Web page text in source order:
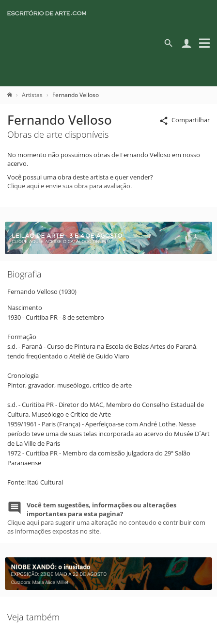
Artistas Fernando Velloso
Compartilhar
Fernando Velloso
Obras de arte disponíveis
No momento não possuimos obras de Fernando Velloso em nosso
acervo.
Você possui uma obra deste artista e quer vender?
Clique aqui e envie sua obra para avaliação.
Biografia
Fernando Velloso (1930)
Nascimento
1930 - Curitiba PR - 8 de setembro
Formação
s.d. - Paraná - Curso de Pintura na Escola de Belas Artes do Paraná,
tendo freqüentado o Ateliê de Guido Viaro
Cronologia
Pintor, gravador, museólogo, crítico de arte
s.d. - Curitiba PR - Diretor do MAC, Membro do Conselho Estadual de
Cultura, Museólogo e Crítico de Arte
1959/1961 - Paris (França) - Aperfeiçoa-se com André Lothe. Nesse
período teve uma de suas telas incorporada ao acervo do Musée D´Art
de La Ville de Paris
1972 - Curitiba PR - Membro da comissão julgadora do 29º Salão
Paranaense
Fonte: Itaú Cultural
Você tem sugestões, informações ou alterações
importantes para esta pagina?
Clique aqui para sugerir uma alteração no conteudo e contribuir com
as informações expostas no site.
Veja também